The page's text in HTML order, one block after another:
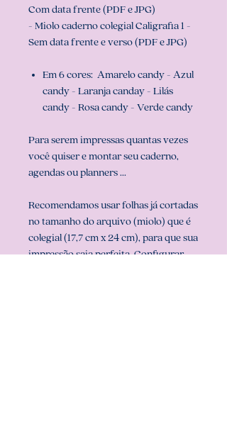
Com data frente (PDF e JPG)
- Miolo caderno colegial Caligrafia 1 -
Sem data frente e verso (PDF e JPG)
Em 6 cores: Amarelo candy - Azul
candy - Laranja canday - Lilás
candy - Rosa candy - Verde candy
Para serem impressas quantas vezes
você quiser e montar seu caderno,
agendas ou planners ...
Recomendamos usar folhas já cortadas
no tamanho do arquivo (miolo) que é
colegial (17,7 cm x 24 cm), para que sua
impressão saia perfeita. Configurar